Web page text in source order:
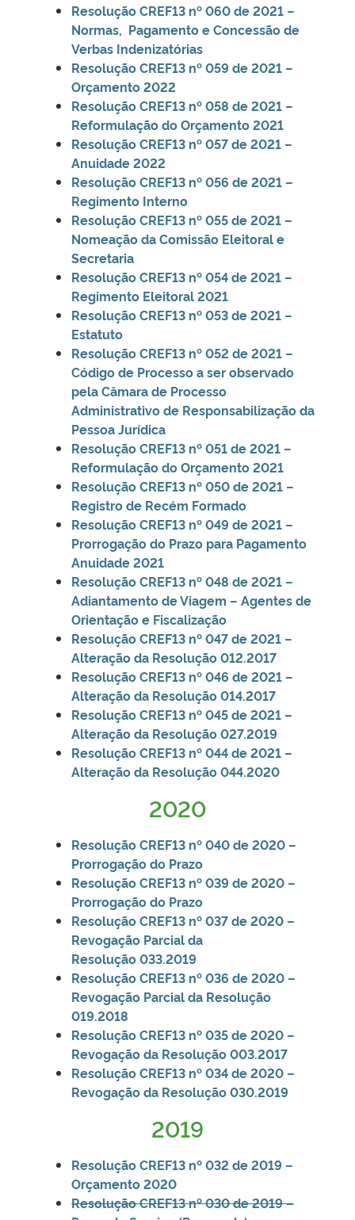
Resolução CREF13 nº 060 de 2021 –
Normas, Pagamento e Concessão de
Verbas Indenizatórias
Resolução CREF13 nº 059 de 2021 –
Orçamento 2022
Resolução CREF13 nº 058 de 2021 –
Reformulação do Orçamento 2021
Resolução CREF13 nº 057 de 2021 –
Anuidade 2022
Resolução CREF13 nº 056 de 2021 –
Regimento Interno
Resolução CREF13 nº 055 de 2021 –
Nomeação da Comissão Eleitoral e
Secretaria
Resolução CREF13 nº 054 de 2021 –
Regimento Eleitoral 2021
Resolução CREF13 nº 053 de 2021 –
Estatuto
Resolução CREF13 nº 052 de 2021 –
Código de Processo a ser observado
pela Câmara de Processo
Administrativo de Responsabilização da
Pessoa Jurídica
Resolução CREF13 nº 051 de 2021 –
Reformulação do Orçamento 2021
Resolução CREF13 nº 050 de 2021 –
Registro de Recém Formado
Resolução CREF13 nº 049 de 2021 –
Prorrogação do Prazo para Pagamento
Anuidade 2021
Resolução CREF13 nº 048 de 2021 –
Adiantamento de Viagem – Agentes de
Orientação e Fiscalização
Resolução CREF13 nº 047 de 2021 –
Alteração da Resolução 012.2017
Resolução CREF13 nº 046 de 2021 –
Alteração da Resolução 014.2017
Resolução CREF13 nº 045 de 2021 –
Alteração da Resolução 027.2019
Resolução CREF13 nº 044 de 2021 –
Alteração da Resolução 044.2020
2020
Resolução CREF13 nº 040 de 2020 –
Prorrogação do Prazo
Resolução CREF13 nº 039 de 2020 –
Prorrogação do Prazo
Resolução CREF13 nº 037 de 2020 –
Revogação Parcial da
Resolução033.2019
Resolução CREF13 nº 036 de 2020 –
Revogação Parcial da Resolução
019.2018
Resolução CREF13 nº 035 de 2020 –
Revogação da Resolução 003.2017
Resolução CREF13 nº 034 de 2020 –
Revogação da Resolução 030.2019
2019
Resolução CREF13 nº 032 de 2019 –
Orçamento 2020
Resolução CREF13 nº 030 de 2019 –